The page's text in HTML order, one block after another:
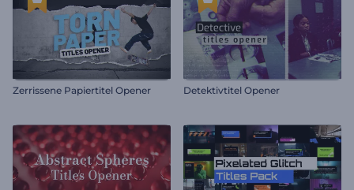
Zerrissene Papiertitel Opener Detektivtitel Opener